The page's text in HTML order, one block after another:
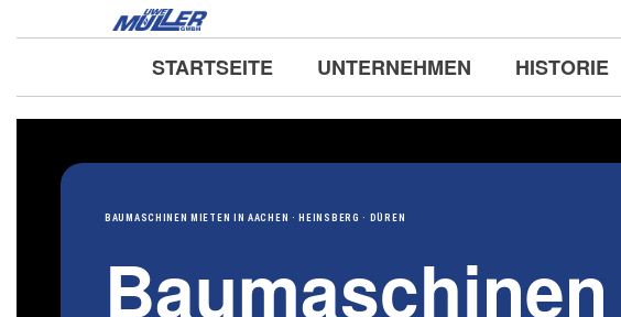
zum
STARTSEITE UNTERNEHMEN HISTORIE
BAUMASCHINEN MIETEN IN AACHEN · HEINSBERG · DÜREN
Baumaschinen